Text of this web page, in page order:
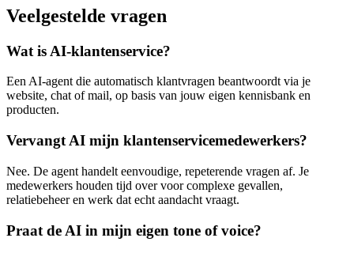
Veelgestelde vragen
Wat is AI-klantenservice?
Een AI-agent die automatisch klantvragen beantwoordt via je
website, chat of mail, op basis van jouw eigen kennisbank en
producten.
Vervangt AI mijn klantenservicemedewerkers?
Nee. De agent handelt eenvoudige, repeterende vragen af. Je
medewerkers houden tijd over voor complexe gevallen,
relatiebeheer en werk dat echt aandacht vraagt.
Praat de AI in mijn eigen tone of voice?